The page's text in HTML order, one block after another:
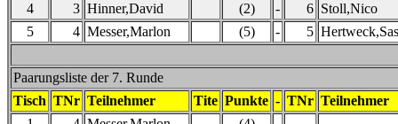
4
3 Hinner,David (2) - 6 Stoll,Nico
5
4 Messer,Marlon (5) - 5
Paarungsliste der 7. Runde
Tisch TNr Teilnehmer Tite Punkte - TNr Teilnehmer